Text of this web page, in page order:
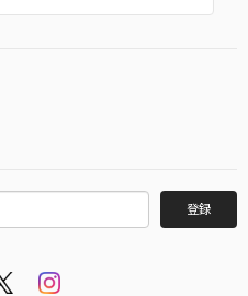
きました❗ ものすごく速い
に入ってました これはお寺
るので、そういうものを入
ただきありがとうござ
りましたらよろしくお願
登録